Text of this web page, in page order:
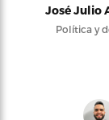
José Julio
Política y